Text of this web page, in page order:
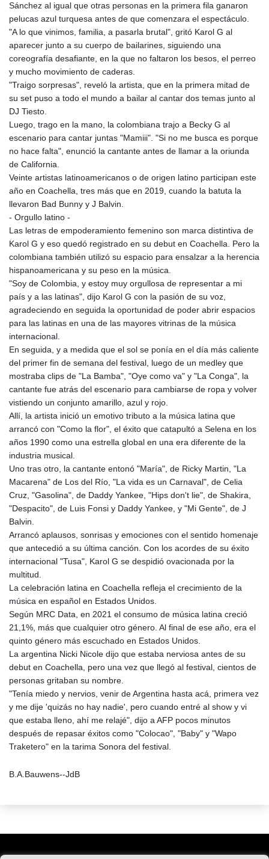
Sánchez al igual que otras personas en la primera fila ganaron
pelucas azul turquesa antes de que comenzara el espectáculo.
"A lo que vinimos, familia, a pasarla brutal", gritó Karol G al
aparecer junto a su cuerpo de bailarines, siguiendo una
coreografía desafiante, en la que no faltaron los besos, el perreo
y mucho movimiento de caderas.
"Traigo sorpresas", reveló la artista, que en la primera mitad de
su set puso a todo el mundo a bailar al cantar dos temas junto al
DJ Tiesto.
Luego, trago en la mano, la colombiana trajo a Becky G al
escenario para cantar juntas "Mamiii". "Si no me busca es porque
no hace falta", enunció la cantante antes de llamar a la oriunda
de California.
Veinte artistas latinoamericanos o de origen latino participan este
año en Coachella, tres más que en 2019, cuando la batuta la
llevaron Bad Bunny y J Balvin.
- Orgullo latino -
Las letras de empoderamiento femenino son marca distintiva de
Karol G y eso quedó registrado en su debut en Coachella. Pero la
colombiana también utilizó su espacio para ensalzar a la herencia
hispanoamericana y su peso en la música.
"Soy de Colombia, y estoy muy orgullosa de representar a mi
país y a las latinas", dijo Karol G con la pasión de su voz,
agradeciendo en seguida la oportunidad de poder abrir espacios
para las latinas en una de las mayores vitrinas de la música
internacional.
En seguida, y a medida que el sol se ponía en el día más caliente
del primer fin de semana del festival, luego de un medley que
mostraba clips de "La Bamba", "Oye como va" y "La Conga", la
cantante fue atrás del escenario para cambiarse de ropa y volver
vistiendo un conjunto amarillo, azul y rojo.
Allí, la artista inició un emotivo tributo a la música latina que
arrancó con "Como la flor", el éxito que catapultó a Selena en los
años 1990 como una estrella global en una era diferente de la
industria musical.
Uno tras otro, la cantante entonó "María", de Ricky Martin, "La
Macarena" de Los del Río, "La vida es un Carnaval", de Celia
Cruz, "Gasolina", de Daddy Yankee, "Hips don't lie", de Shakira,
"Despacito", de Luis Fonsi y Daddy Yankee, y "Mi Gente", de J
Balvin.
Arrancó aplausos, sonrisas y emociones con el sentido homenaje
que antecedió a su última canción. Con los acordes de su éxito
internacional "Tusa", Karol G se despidió ovacionada por la
multitud.
La celebración latina en Coachella refleja el crecimiento de la
música en español en Estados Unidos.
Según MRC Data, en 2021 el consumo de música latina creció
21,1%, más que cualquier otro género. Al final de ese año, era el
quinto género más escuchado en Estados Unidos.
La argentina Nicki Nicole dijo que estaba nerviosa antes de su
debut en Coachella, pero una vez que llegó al festival, cientos de
personas gritaban su nombre.
"Tenía miedo y nervios, venir de Argentina hasta acá, primera vez
y me dije 'quizás no hay nadie', pero cuando entré al show y vi
que estaba lleno, ahí me relajé", dijo a AFP pocos minutos
después de repasar éxitos como "Colocao", "Baby" y "Wapo
Traketero" en la tarima Sonora del festival.
B.A.Bauwens--JdB